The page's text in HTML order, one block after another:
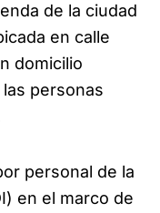
de la ciudad
en calle
domicilio
personas
personal de la
en el marco de